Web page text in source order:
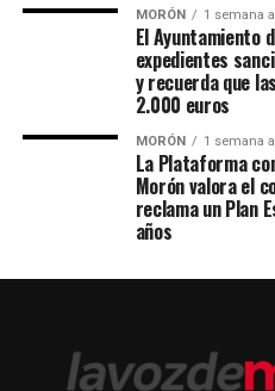
MORÓN 1 semana
El Ayuntamiento
expedientes
y recuerda que
2.000 euros
MORÓN 1 semana
La Plataforma
Morón valora el
reclama un Plan
años